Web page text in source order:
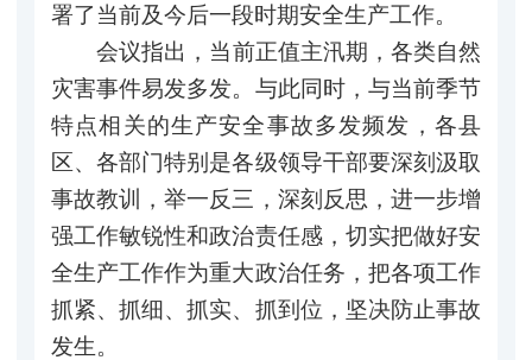
署了当前及今后一段时期安全生产工作。
会议指出，当前正值主汛期，各类自然
灾害事件易发多发。与此同时，与当前季节
特点相关的生产安全事故多发频发，各县
区、各部门特别是各级领导干部要深刻汲取
事故教训，举一反三，深刻反思，进一步增
强工作敏锐性和政治责任感，切实把做好安
全生产工作作为重大政治任务，把各项工作
抓紧、抓细、抓实、抓到位，坚决防止事故
发生。